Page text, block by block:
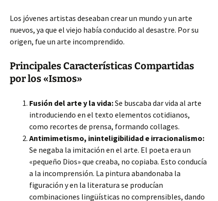
Los jóvenes artistas deseaban crear un mundo y un arte
nuevos, ya que el viejo había conducido al desastre. Por su
origen, fue un arte incomprendido.
Principales Características Compartidas
por los «Ismos»
Fusión del arte y la vida:Se buscaba dar vida al arte
introduciendo en el texto elementos cotidianos,
como recortes de prensa, formando collages.
Antimimetismo, ininteligibilidad e irracionalismo:
Se negaba la imitación en el arte. El poeta era un
«pequeño Dios» que creaba, no copiaba. Esto conducía
a la incomprensión. La pintura abandonaba la
figuración y en la literatura se producían
combinaciones lingüísticas no comprensibles, dando